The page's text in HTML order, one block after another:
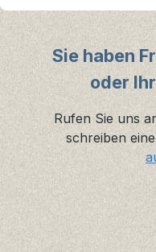
Sie haben
oder
Rufen Sie uns
schreiben